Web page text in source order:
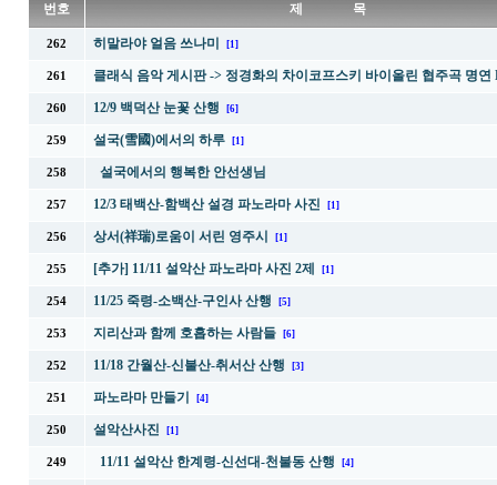
번호 제 목
262 히말라야 얼음 쓰나미 [1]
261 클래식 음악 게시판 -> 정경화의 차이코프스키 바이올린 협주곡 명연
260 12/9 백덕산 눈꽃 산행 [6]
259 설국(雪國)에서의 하루 [1]
258 설국에서의 행복한 안선생님
257 12/3 태백산-함백산 설경 파노라마 사진 [1]
256 상서(祥瑞)로움이 서린 영주시 [1]
255 [추가] 11/11 설악산 파노라마 사진 2제 [1]
254 11/25 죽령-소백산-구인사 산행 [5]
253 지리산과 함께 호흡하는 사람들 [6]
252 11/18 간월산-신불산-취서산 산행 [3]
251 파노라마 만들기 [4]
250 설악산사진 [1]
249 11/11 설악산 한계령-신선대-천불동 산행 [4]